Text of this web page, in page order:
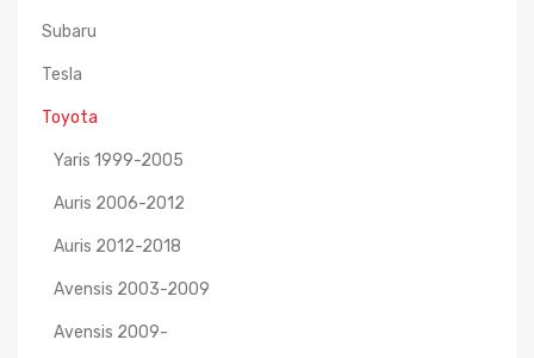
Subaru
Tesla
Toyota
Yaris 1999-2005
Auris 2006-2012
Auris 2012-2018
Avensis 2003-2009
Avensis 2009-